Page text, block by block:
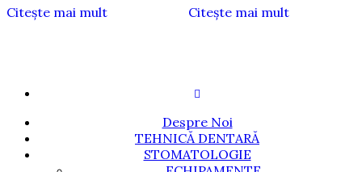
Citește mai mult Citește mai mult
Despre Noi
TEHNICĂ DENTARĂ
STOMATOLOGIE